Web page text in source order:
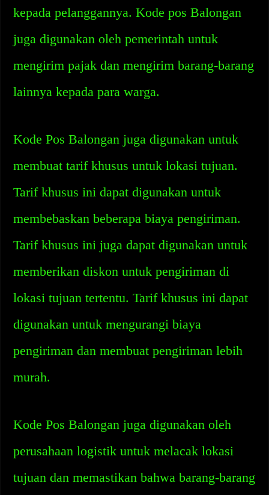
kepada pelanggannya. Kode pos Balongan
juga digunakan oleh pemerintah untuk
mengirim pajak dan mengirim barang-barang
lainnya kepada para warga.
Kode Pos Balongan juga digunakan untuk
membuat tarif khusus untuk lokasi tujuan.
Tarif khusus ini dapat digunakan untuk
membebaskan beberapa biaya pengiriman.
Tarif khusus ini juga dapat digunakan untuk
memberikan diskon untuk pengiriman di
lokasi tujuan tertentu. Tarif khusus ini dapat
digunakan untuk mengurangi biaya
pengiriman dan membuat pengiriman lebih
murah.
Kode Pos Balongan juga digunakan oleh
perusahaan logistik untuk melacak lokasi
tujuan dan memastikan bahwa barang-barang